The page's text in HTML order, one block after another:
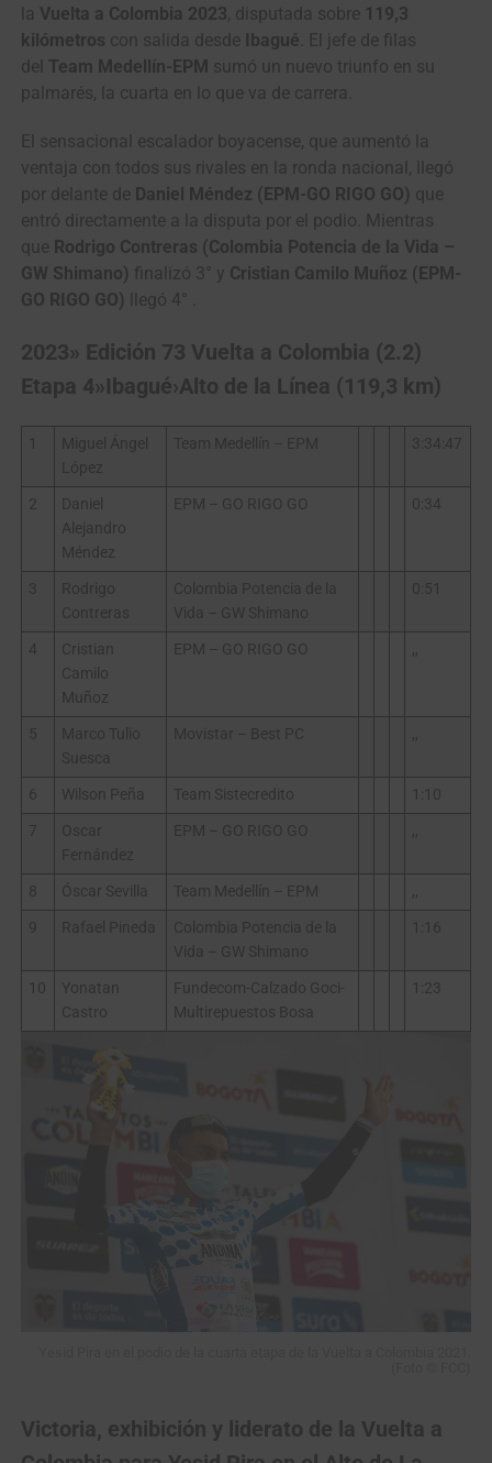
la Vuelta a Colombia 2023, disputada sobre 119,3
kilómetros con salida desde Ibagué . El jefe de filas
del Team Medellín-EPM sumó un nuevo triunfo en su
palmarés, la cuarta en lo que va de carrera.
El sensacional escalador boyacense, que aumentó la
ventaja con todos sus rivales en la ronda nacional, llegó
por delante de Daniel Méndez (EPM-GO RIGO GO) que
entró directamente a la disputa por el podio. Mientras
que Rodrigo Contreras (Colombia Potencia de la Vida –
GW Shimano) finalizó 3° y Cristian Camilo Muñoz (EPM-
GO RIGO GO) llegó 4° .
2023» Edición 73 Vuelta a Colombia (2.2)
Etapa 4»Ibagué›Alto de la Línea (119,3 km)
2
Daniel
Alejandro
Méndez
EPM – GO RIGO GO 0:34
4
Cristian
Camilo
Muñoz
EPM – GO RIGO GO ,,
6 Wilson Peña Team Sistecredito
1:10
8 Óscar Sevilla Team Medellín – EPM
,,
10
Yonatan
Castro
Fundecom-Calzado Goci-
Multirepuestos Bosa
1:23
Victoria, exhibición y liderato de la Vuelta a